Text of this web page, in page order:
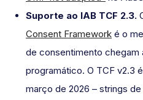
Suporte ao IAB TCF 2.3.
Consent Framework é o
de consentimento chegam
programático. O TCF v2.3
março de 2026 – strings